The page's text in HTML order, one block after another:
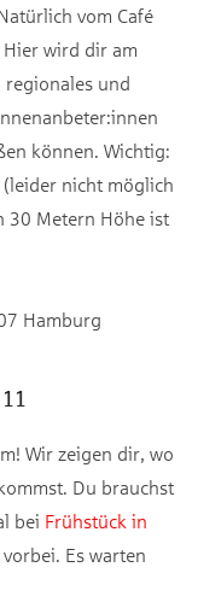
vom Café
wird dir am
regionales und
können. Wichtig:
nicht möglich
30 Metern Höhe ist
Hamburg
Wir zeigen dir, wo
Du brauchst
bei Frühstück in
vorbei. Es warten